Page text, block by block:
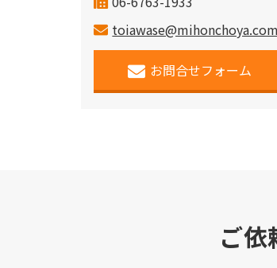
toiawase@mihonchoya.com
お問合せフォーム
ご